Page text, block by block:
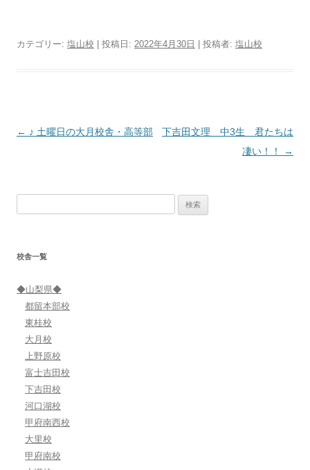
カテゴリー: 塩山校 | 投稿日: 2022年4月30日 投稿者: 塩山校
投
ン
← ♪ 土曜日の大月校舎・高等部
下吉田文理 中3生 君たちは
凄い！！
→
校舎一覧
◆山梨県◆
都留本部校
東桂校
大月校
上野原校
富士吉田校
下吉田校
河口湖校
甲府南西校
大里校
甲府南校